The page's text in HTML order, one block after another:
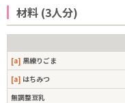
材料 (3人分)
[a] 黒練りごま
[a] はちみつ
無調整豆乳